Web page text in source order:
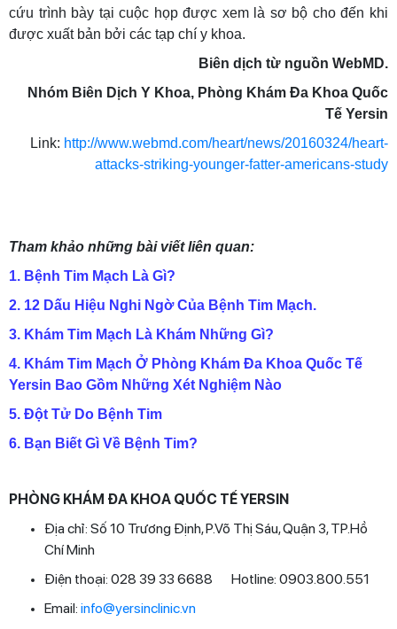
cứu trình bày tại cuộc họp được xem là sơ bộ cho đến khi
được xuất bản bởi các tạp chí y khoa.
Biên dịch từ nguồn WebMD.
Nhóm Biên Dịch Y Khoa, Phòng Khám Đa Khoa Quốc
Tế Yersin
Link: http://www.webmd.com/heart/news/20160324/heart-
attacks-striking-younger-fatter-americans-study
Tham khảo những bài viết liên quan:
1. Bệnh Tim Mạch Là Gì?
2. 12 Dấu Hiệu Nghi Ngờ Của Bệnh Tim Mạch.
3. Khám Tim Mạch Là Khám Những Gì?
4. Khám Tim Mạch Ở Phòng Khám Đa Khoa Quốc Tế
Yersin Bao Gồm Những Xét Nghiệm Nào
5. Đột Tử Do Bệnh Tim
6. Bạn Biết Gì Về Bệnh Tim?
PHÒNG KHÁM ĐA KHOA QUỐC TẾ YERSIN
Địa chỉ: Số 10 Trương Định, P.Võ Thị Sáu, Quận 3, TP.Hồ
Chí Minh
Điện thoại: 028 39 33 6688 Hotline: 0903.800.551
Email: info@yersinclinic.vn